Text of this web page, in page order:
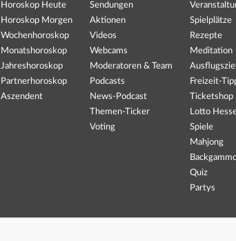
Horoskop Heute
Horoskop Morgen
Wochenhoroskop
Monatshoroskop
Jahreshoroskop
Partnerhoroskop
Aszendent
Sendungen
Aktionen
Videos
Webcams
Moderatoren & Team
Podcasts
News-Podcast
Themen-Ticker
Voting
Spielplätze
Rezepte
Meditation
Freizeit-
Ticketshop
Lotto
Spiele
Mahjong
Quiz
Partys